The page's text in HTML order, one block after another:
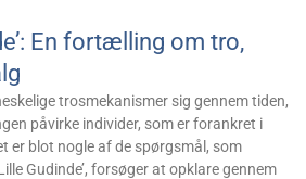
En fortælling om tro,
trosmekanismer sig gennem tiden,
påvirke individer, som er forankret i
er blot nogle af de spørgsmål, som
Gudinde’, forsøger at opklare gennem